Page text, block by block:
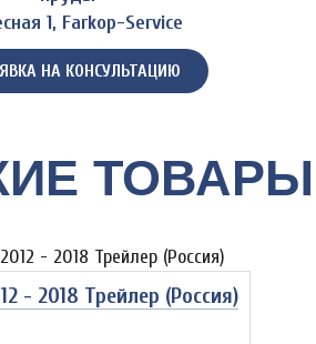
1, Farkop-Service
НА КОНСУЛЬТАЦИЮ
ТОВАРЫ
- 2018 Трейлер (Россия)